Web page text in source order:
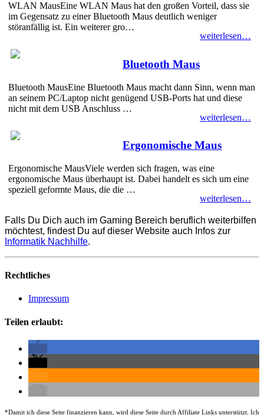
WLAN MausEine WLAN Maus hat den großen Vorteil, dass sie
im Gegensatz zu einer Bluetooth Maus deutlich weniger
störanfällig ist. Ein weiterer gro…
weiterlesen…
Bluetooth Maus
Bluetooth MausEine Bluetooth Maus macht dann Sinn, wenn man
an seinem PC/Laptop nicht genügend USB-Ports hat und diese
nicht mit dem USB Anschluss …
weiterlesen…
Ergonomische Maus
Ergonomische MausViele werden sich fragen, was eine
ergonomische Maus überhaupt ist. Dabei handelt es sich um eine
speziell geformte Maus, die die …
weiterlesen…
Falls Du Dich auch im Gaming Bereich beruflich weiterbilfen
möchtest, findest Du auf dieser Website auch Infos zur
Informatik Nachhilfe.
Rechtliches
Impressum
Teilen erlaubt:
*Damit ich diese Seite finanzieren kann, wird diese Seite durch Affiliate Links unterstützt. Ich